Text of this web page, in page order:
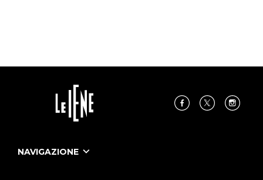
NAVIGAZIONE